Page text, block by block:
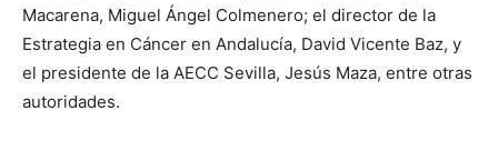
Macarena, Miguel Ángel Colmenero; el director de la
Estrategia en Cáncer en Andalucía, David Vicente Baz, y
el presidente de la AECC Sevilla, Jesús Maza, entre otras
autoridades.